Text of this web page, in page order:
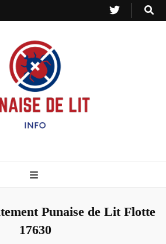
Info
Punaise de Lit Flotte
17630